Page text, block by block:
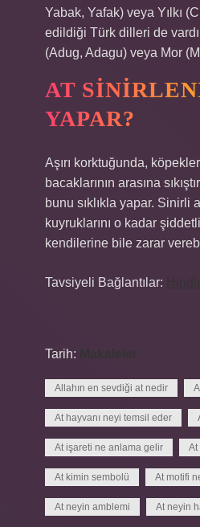
Yabak, Yafak) veya Yılkı
edildiği Türk dilleri de
(Adug, Adagu) veya Mor
AT
YAPAR?
Aşırı korktuğunda,
bacaklarının arasına
bunu sıklıkla yapar. Sinirli
kuyruklarını o kadar
kendilerine bile zarar
Tavsiyeli Bağlantılar:
Tarih:
Allahın en sevdiği at nedir
At hayvanı neyi temsil eder
At işareti ne anlama gelir At
At kimin sembolü At motifi
At neyin amblemi At neyin